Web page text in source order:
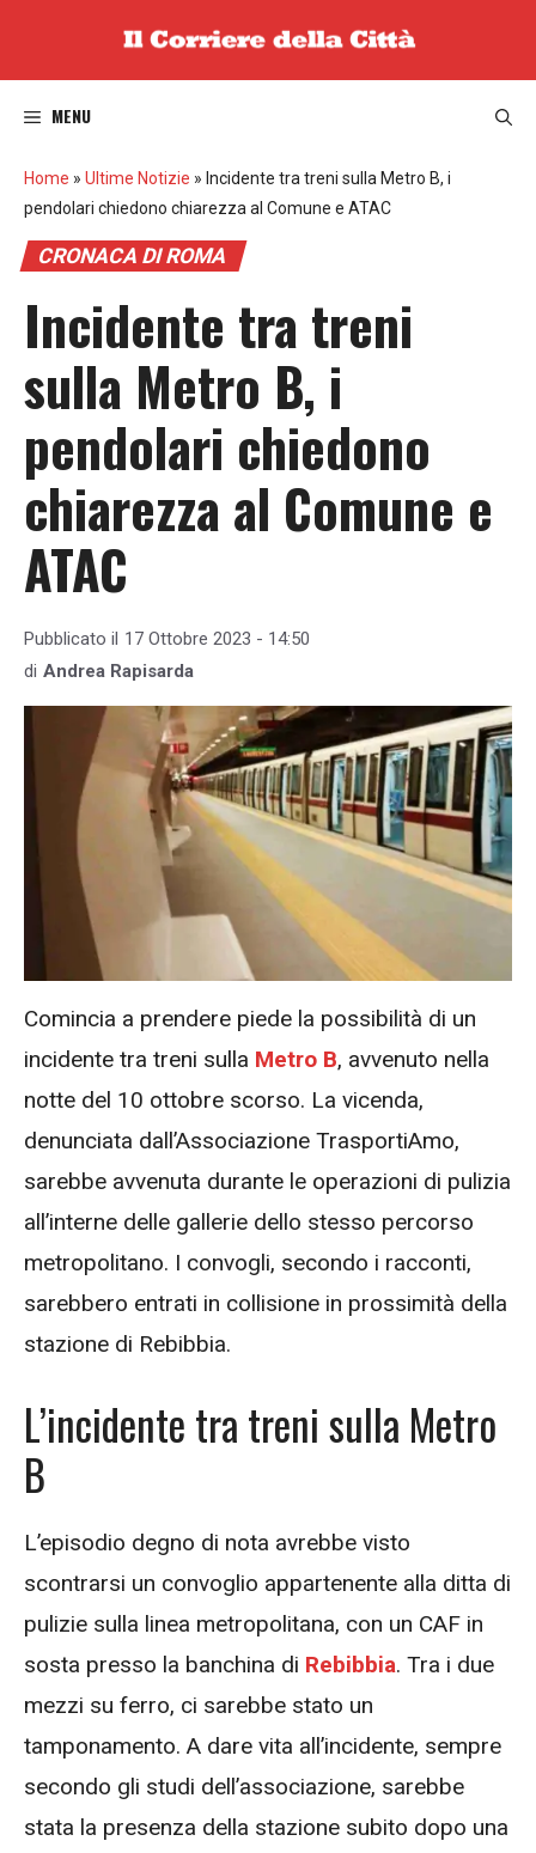
MENU
Home » Ultime Notizie » Incidente tra treni sulla Metro B, i
pendolari chiedono chiarezza al Comune e ATAC
CRONACA DI ROMA
Incidente tra treni
sulla Metro B, i
pendolari chiedono
chiarezza al Comune e
ATAC
Pubblicato il 17 Ottobre 2023 - 14:50
di Andrea Rapisarda
Comincia a prendere piede la possibilità di un
incidente tra treni sulla Metro B, avvenuto nella
notte del 10 ottobre scorso. La vicenda,
denunciata dall’Associazione TrasportiAmo,
sarebbe avvenuta durante le operazioni di pulizia
all’interne delle gallerie dello stesso percorso
metropolitano. I convogli, secondo i racconti,
sarebbero entrati in collisione in prossimità della
stazione di Rebibbia.
L’incidente tra treni sulla Metro
B
L’episodio degno di nota avrebbe visto
scontrarsi un convoglio appartenente alla ditta di
pulizie sulla linea metropolitana, con un CAF in
sosta presso la banchina di Rebibbia. Tra i due
mezzi su ferro, ci sarebbe stato un
tamponamento. A dare vita all’incidente, sempre
secondo gli studi dell’associazione, sarebbe
stata la presenza della stazione subito dopo una